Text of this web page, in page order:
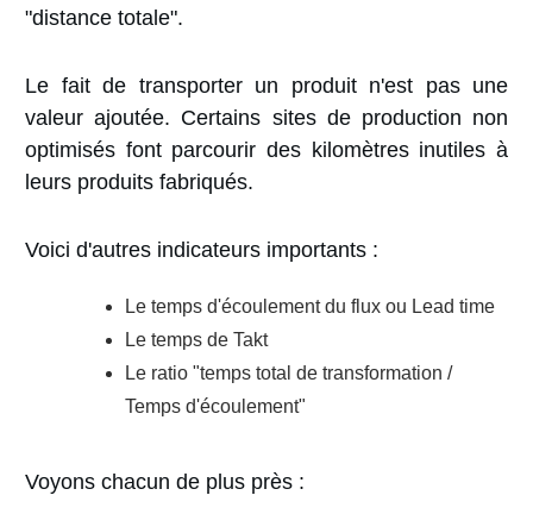
"distance totale".
Le fait de transporter un produit n'est pas une
valeur ajoutée. Certains sites de production non
optimisés font parcourir des kilomètres inutiles à
leurs produits fabriqués.
Voici d'autres indicateurs importants :
Le temps d'écoulement du flux ou Lead time
Le temps de Takt
Le ratio "temps total de transformation /
Temps d'écoulement"
Voyons chacun de plus près :